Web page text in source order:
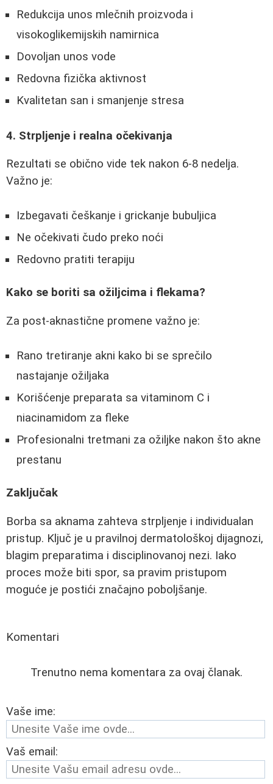
Redukcija unos mlečnih proizvoda i
visokoglikemijskih namirnica
Dovoljan unos vode
Redovna fizička aktivnost
Kvalitetan san i smanjenje stresa
4. Strpljenje i realna očekivanja
Rezultati se obično vide tek nakon 6-8 nedelja.
Važno je:
Izbegavati češkanje i grickanje bubuljica
Ne očekivati čudo preko noći
Redovno pratiti terapiju
Kako se boriti sa ožiljcima i flekama?
Za post-aknastične promene važno je:
Rano tretiranje akni kako bi se sprečilo
nastajanje ožiljaka
Korišćenje preparata sa vitaminom C i
niacinamidom za fleke
Profesionalni tretmani za ožiljke nakon što akne
prestanu
Zaključak
Borba sa aknama zahteva strpljenje i individualan
pristup. Ključ je u pravilnoj dermatološkoj dijagnozi,
blagim preparatima i disciplinovanoj nezi. Iako
proces može biti spor, sa pravim pristupom
moguće je postići značajno poboljšanje.
Komentari
Trenutno nema komentara za ovaj članak.
Vaše ime:
Vaš email: